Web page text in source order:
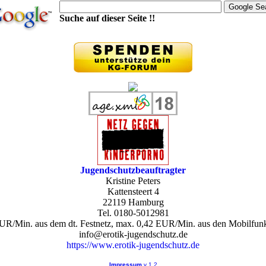
Suche auf dieser Seite !!
Jugendschutzbeauftragter
Kristine Peters
Kattensteert 4
22119 Hamburg
Tel. 0180-5012981
Min. aus dem dt. Festnetz, max. 0,42 EUR/Min. aus den
info@erotik-jugendschutz.de
https://www.erotik-jugendschutz.de
Impressum v 1.2